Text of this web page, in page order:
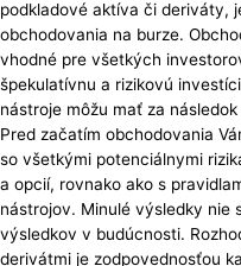
podkladové aktíva či deriváty,
obchodovania na burze.
vhodné pre všetkých
špekulatívnu a rizikovú
nástroje môžu mať za
Pred začatím obchodovania
so všetkými potenciálnymi
a opcií, rovnako ako s
nástrojov. Minulé výsledky nie
výsledkov v budúcnosti.
derivátmi je zodpovednosťou